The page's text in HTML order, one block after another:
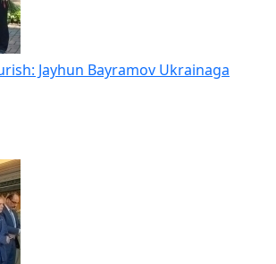
Jayhun Bayramov Ukrainaga